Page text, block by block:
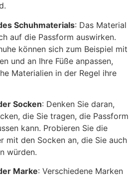
Schuhmaterials: Das Material
auf die Passform auswirken.
können sich zum Beispiel mit
und an Ihre Füße anpassen,
Materialien in der Regel ihre
Socken: Denken Sie daran,
die Sie tragen, die Passform
kann. Probieren Sie die
mit den Socken an, die Sie auch
würden.
Marke: Verschiedene Marken